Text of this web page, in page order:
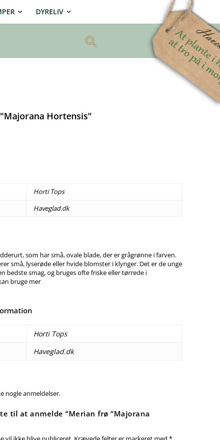
DYRELIV
Hortensis"
Horti Tops
Haveglad.dk
som har små, ovale blade, der er grågrønne i farven.
små, lyserøde eller hvide blomster i klynger. Det er de unge
bedste smag, og bruges ofte friske eller tørrede i
bruge mer
Horti Tops
Haveglad.dk
nogle anmeldelser.
til at anmelde “Merian frø “Majorana